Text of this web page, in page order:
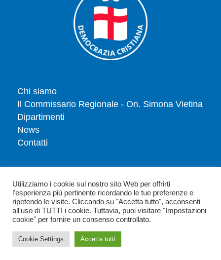
Chi siamo
Il Commissario Regionale - On. Simona Vietina
Dipartimenti
News
Contatti
Tesserati
Dona
Privacy policy
Politica dei cookie
Copyright 2026 - Democrazia Cristiana Emilia Romagna - Via Parioli 25-
Utilizziamo i cookie sul nostro sito Web per offrirti
l'esperienza più pertinente ricordando le tue preferenze e
ripetendo le visite. Cliccando su "Accetta tutto", acconsenti
all'uso di TUTTI i cookie. Tuttavia, puoi visitare "Impostazioni
cookie" per fornire un consenso controllato.
Cookie Settings Accetta tutti